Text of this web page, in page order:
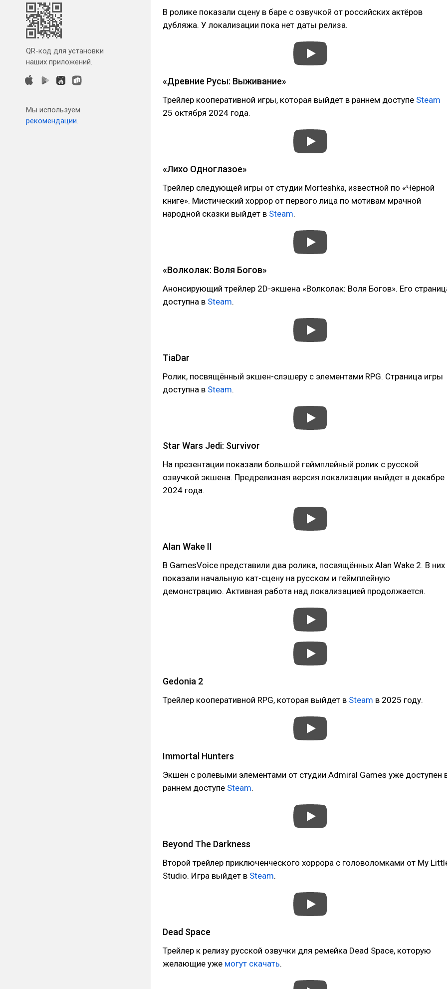
QR-код для установки
наших приложений.
Мы используем
рекомендации.
В ролике показали сцену в баре с озвучкой от российских актёров
дубляжа. У локализации пока нет даты релиза.
«Древние Русы: Выживание»
Трейлер кооперативной игры, которая выйдет в раннем доступе Steam
25 октября 2024 года.
«Лихо Одноглазое»
Трейлер следующей игры от студии Morteshka, известной по «Чёрной
книге». Мистический хоррор от первого лица по мотивам мрачной
народной сказки выйдет в Steam.
«Волколак: Воля Богов»
Анонсирующий трейлер 2D-экшена «Волколак: Воля Богов». Его
доступна в Steam.
TiaDar
Ролик, посвящённый экшен-слэшеру с элементами RPG. Страница игры
доступна в Steam.
Star Wars Jedi: Survivor
На презентации показали большой геймплейный ролик с русской
озвучкой экшена. Предрелизная версия локализации выйдет в декабре
2024 года.
Alan Wake II
В GamesVoice представили два ролика, посвящённых Alan Wake 2. В них
показали начальную кат-сцену на русском и геймплейную
демонстрацию. Активная работа над локализацией продолжается.
Gedonia 2
Трейлер кооперативной RPG, которая выйдет в Steam в 2025 году.
Immortal Hunters
Экшен с ролевыми элементами от студии Admiral Games уже доступен
раннем доступе Steam.
Beyond The Darkness
Второй трейлер приключенческого хоррора с головоломками от My
Studio. Игра выйдет в Steam.
Dead Space
Трейлер к релизу русской озвучки для ремейка Dead Space, которую
желающие уже могут скачать.